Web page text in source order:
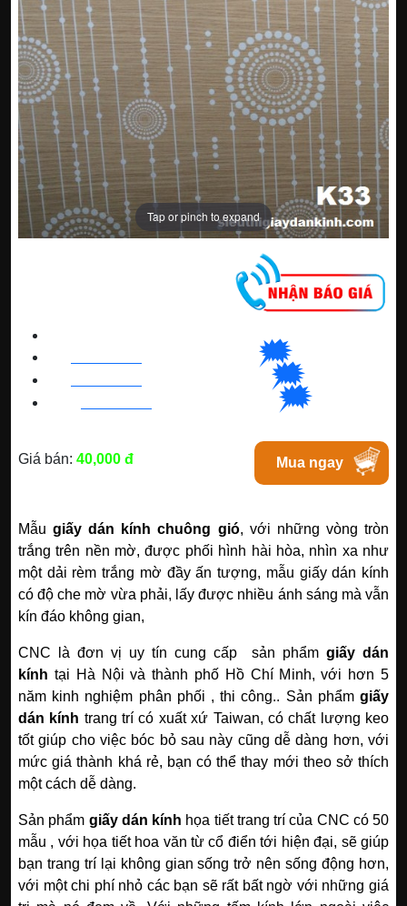
Tap or pinch to expand
🗯
🗯
🗯
Giá bán: 40,000 đ Mua ngay
Mẫugiấy dán kính chuông gió, với những vòng tròn
trắng trên nền mờ, được phối hình hài hòa, nhìn xa như
một dải rèm trắng mờ đầy ấn tượng, mẫu giấy dán kính
có độ che mờ vừa phải, lấy được nhiều ánh sáng mà vẫn
kín đáo không gian,
CNC là đơn vị uy tín cung cấp sản phẩm giấy dán
kính tại Hà Nội và thành phố Hồ Chí Minh, với hơn 5
năm kinh nghiệm phân phối , thi công.. Sản phẩm giấy
dán kính trang trí có xuất xứ Taiwan, có chất lượng keo
tốt giúp cho việc bóc bỏ sau này cũng dễ dàng hơn, với
mức giá thành khá rẻ, bạn có thể thay mới theo sở thích
một cách dễ dàng.
Sản phẩm giấy dán kính họa tiết trang trí của CNC có 50
mẫu , với họa tiết hoa văn từ cổ điển tới hiện đại, sẽ giúp
bạn trang trí lại không gian sống trở nên sống động hơn,
với một chi phí nhỏ các bạn sẽ rất bất ngờ với những giá